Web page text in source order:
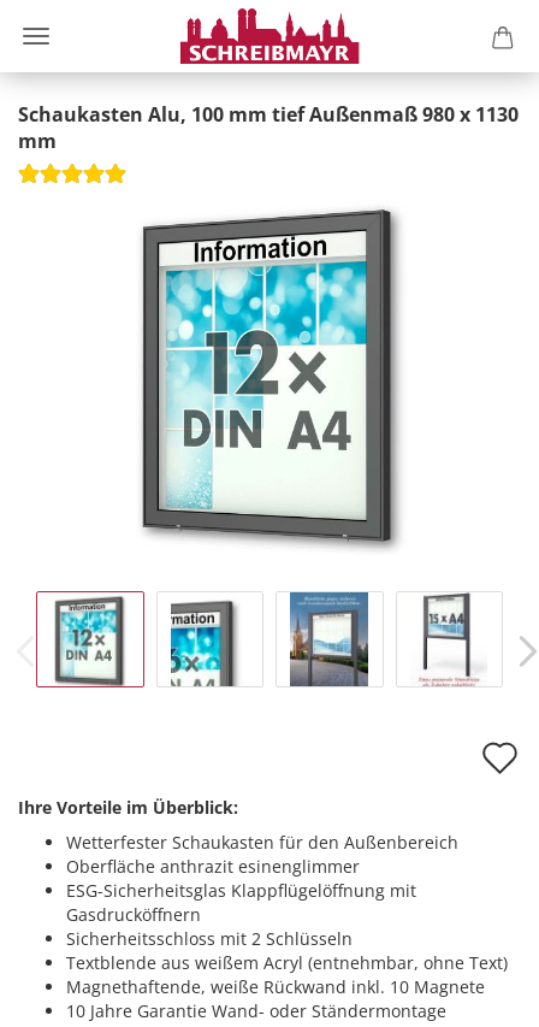
Schaukasten Alu, 100 mm tief Außenmaß 980 x 1130
mm
Ihre Vorteile im Überblick:
Wetterfester Schaukasten für den Außenbereich
Oberfläche anthrazit esinenglimmer
ESG-Sicherheitsglas Klappflügelöffnung mit
Gasdrucköffnern
Sicherheitsschloss mit 2 Schlüsseln
Textblende aus weißem Acryl (entnehmbar, ohne Text)
Magnethaftende, weiße Rückwand inkl. 10 Magnete
10 Jahre Garantie Wand- oder Ständermontage